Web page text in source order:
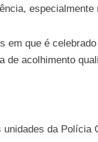
especialmente
em que é
acolhimento
da